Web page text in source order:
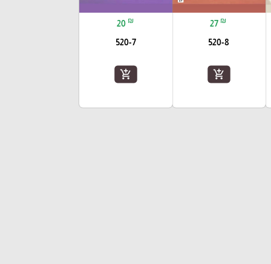
27 ₪
520-8
add_shopping_cart
20 ₪
520-7
add_shopping_cart